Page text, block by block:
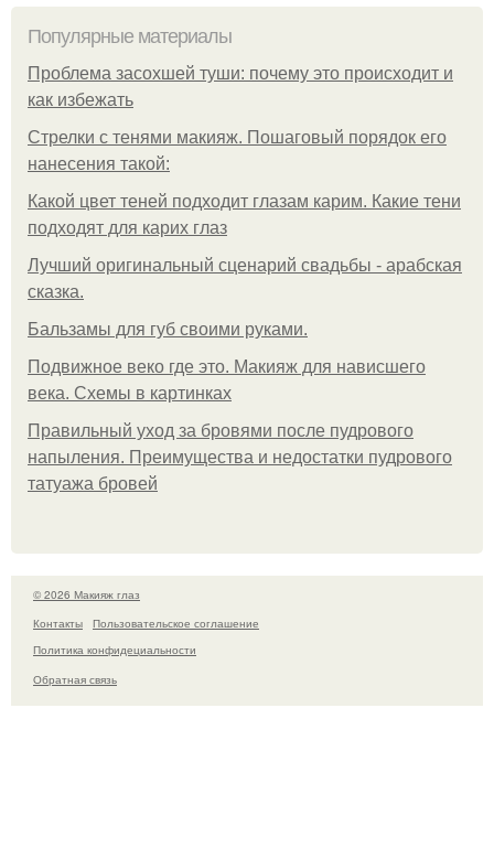
Популярные материалы
Проблема засохшей туши: почему это происходит и
как избежать
Стрелки с тенями макияж. Пошаговый порядок его
нанесения такой:
Какой цвет теней подходит глазам карим. Какие тени
подходят для карих глаз
Лучший оригинальный сценарий свадьбы - арабская
сказка.
Бальзамы для губ своими руками.
Подвижное веко где это. Макияж для нависшего
века. Схемы в картинках
Правильный уход за бровями после пудрового
напыления. Преимущества и недостатки пудрового
татуажа бровей
© 2026 Макияж глаз
Контакты
Пользовательское соглашение
Политика конфидециальности
Обратная связь